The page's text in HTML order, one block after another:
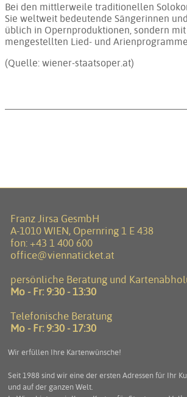
Bei den mitt­ler­wei­le tra­di­tio­nel­len
Sie welt­weit be­deu­ten­de Sän­ge­rin­nen
üb­lich in Opern­pro­duk­tio­nen, son­dern
men­ge­stell­ten Lied- und
(Quelle: wiener-staatsoper.at)
Franz Jirsa GesmbH
A-1010 WIEN, Opernring 1 E 438
fon: +43 1 400 600
office@viennaticket.at
persönliche Beratung und
Mo - Fr: 9:30 - 13:30
Telefonische Beratung
Mo - Fr: 9:30 - 17:30
Wir erfüllen Ihre Kartenwünsche!
Seit 1988 sind wir eine der ersten Adressen für Ihr
und auf der ganzen Welt.